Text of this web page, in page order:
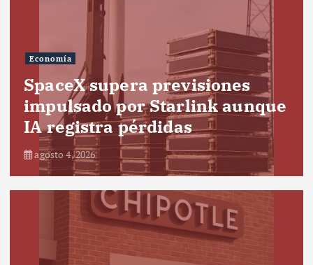
Economía
SpaceX supera previsiones
impulsado por Starlink aunque
IA registra pérdidas
agosto 4, 2026